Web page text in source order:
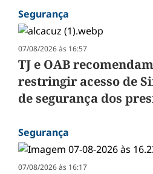
Segurança
07/08/2026 às 16:57
TJ e OAB
restringir acesso de
de segurança dos
Segurança
07/08/2026 às 16:17